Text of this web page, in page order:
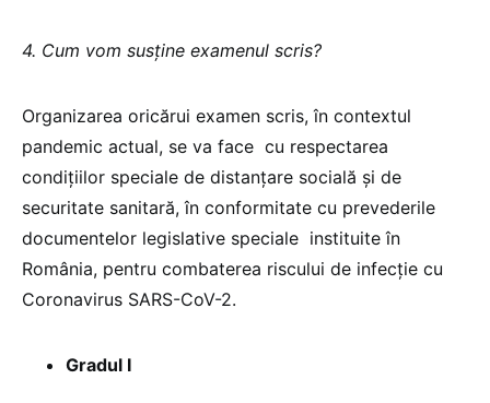
4. Cum vom susține examenul scris?
Organizarea oricărui examen scris, în contextul
pandemic actual, se va face cu respectarea
condițiilor speciale de distanțare socială și de
securitate sanitară, în conformitate cu prevederile
documentelor legislative speciale instituite în
România, pentru combaterea riscului de infecție cu
Coronavirus SARS-CoV-2.
Gradul I